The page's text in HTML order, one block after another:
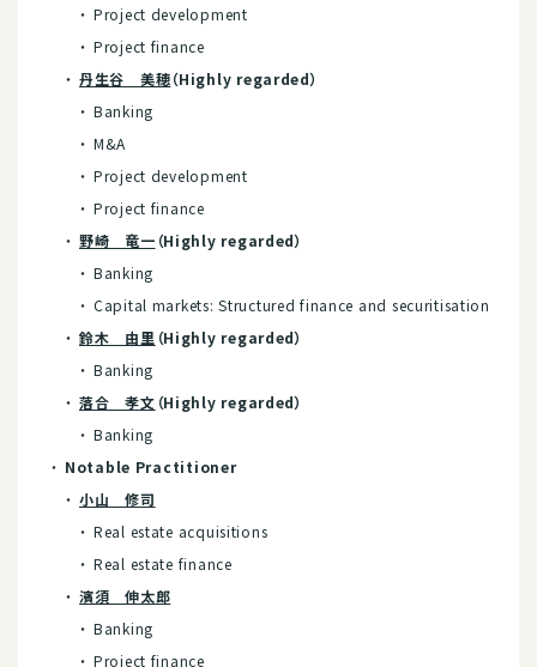
Project development
Project finance
丹生谷 美穂（Highly regarded）
Banking
M&A
Project development
Project finance
野崎 竜一 （Highly regarded）
Banking
Capital markets: Structured finance and securitisation
鈴木 由里 （Highly regarded）
Banking
落合 孝文 （Highly regarded）
Banking
Notable Practitioner
小山 修司
Real estate acquisitions
Real estate finance
濱須 伸太郎
Banking
Project finance